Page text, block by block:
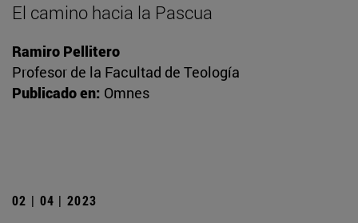
El camino hacia la Pascua
Ramiro Pellitero
Profesor de la Facultad de Teología
Publicado en: Omnes
02 | 04 | 2023